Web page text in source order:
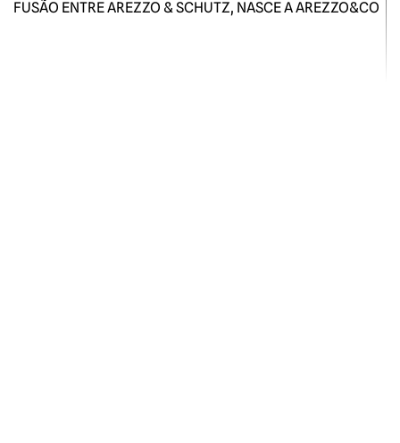
FUSÃO ENTRE AREZZO & SCHUTZ, NASCE A AREZZO&CO